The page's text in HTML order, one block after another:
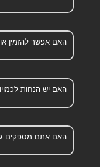
האם אפשר להזמין
האם יש הנחות
האם אתם מספקים גם